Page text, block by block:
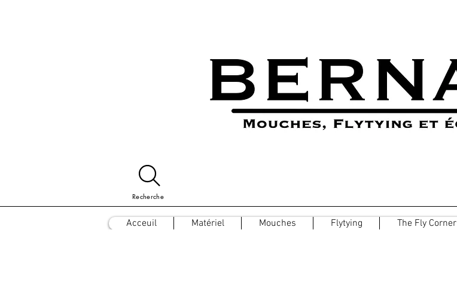
Recherche
Acceuil Matériel Mouches Flytying The Fly Corner